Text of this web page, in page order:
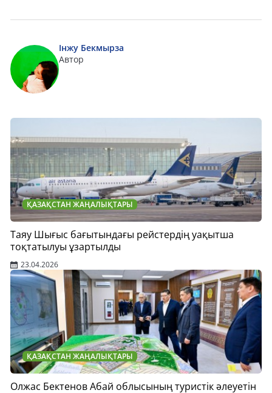
Інжу Бекмырза
Автор
ҚАЗАҚСТАН ЖАҢАЛЫҚТАРЫ
Таяу Шығыс бағытындағы рейстердің уақытша
тоқтатылуы ұзартылды
23.04.2026
ҚАЗАҚСТАН ЖАҢАЛЫҚТАРЫ
Олжас Бектенов Абай облысының туристік әлеуетін